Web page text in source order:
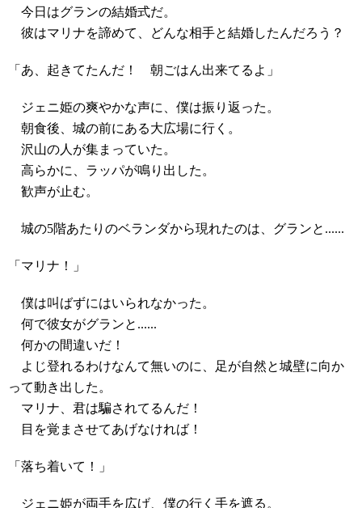
今日はグランの結婚式だ。
彼はマリナを諦めて、どんな相手と結婚したんだろう？
「あ、起きてたんだ！ 朝ごはん出来てるよ」
ジェニ姫の爽やかな声に、僕は振り返った。
朝食後、城の前にある大広場に行く。
沢山の人が集まっていた。
高らかに、ラッパが鳴り出した。
歓声が止む。
城の5階あたりのベランダから現れたのは、グランと......
「マリナ！」
僕は叫ばずにはいられなかった。
何で彼女がグランと......
何かの間違いだ！
よじ登れるわけなんて無いのに、足が自然と城壁に向か
って動き出した。
マリナ、君は騙されてるんだ！
目を覚まさせてあげなければ！
「落ち着いて！」
ジェニ姫が両手を広げ、僕の行く手を遮る。